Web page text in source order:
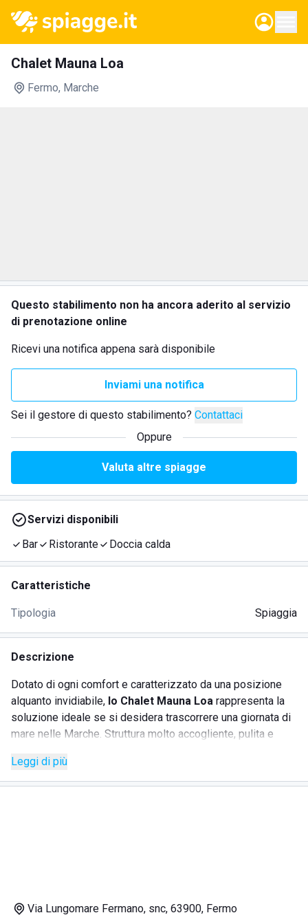
Chalet Mauna Loa
Fermo, Marche
Questo stabilimento non ha ancora aderito al servizio
di prenotazione online
Ricevi una notifica appena sarà disponibile
Inviami una notifica
Sei il gestore di questo stabilimento? Contattaci
Oppure
Valuta altre spiagge
Servizi disponibili
Bar
Ristorante Doccia calda
Caratteristiche
Tipologia Spiaggia
Descrizione
Dotato di ogni comfort e caratterizzato da una posizione
alquanto invidiabile, lo Chalet Mauna Loa rappresenta la
soluzione ideale se si desidera trascorrere una giornata di
mare nelle Marche. Struttura molto accogliente, pulita e
clienti un personale
soddisfare ogni esigenza della clientela. Di grande
usufruire della capienti cabine, dotate didoccia con acqua
Leggi di più
Via Lungomare Fermano, snc, 63900, Fermo